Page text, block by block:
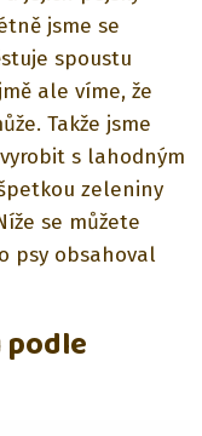
jsme se
spoustu
ale víme, že
Takže jsme
s lahodným
zeleniny
se můžete
psy obsahoval